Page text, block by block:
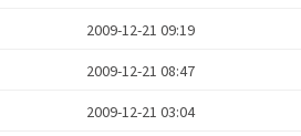
2009-12-21 09:19
2009-12-21 08:47
2009-12-21 03:04